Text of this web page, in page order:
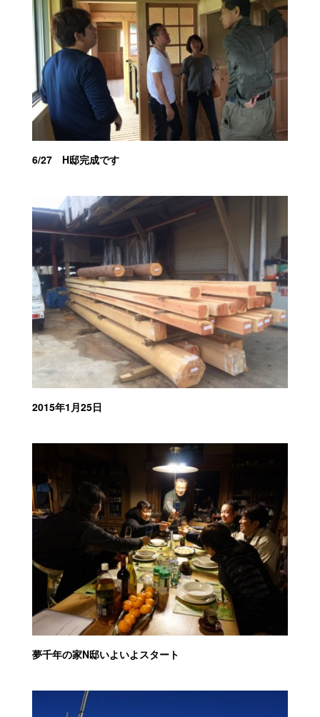
6/27 H邸完成です
2015年1月25日
夢千年の家N邸いよいよスタート